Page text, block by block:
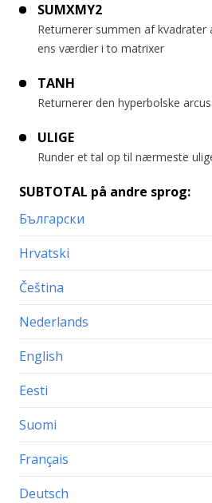
SUMXMY2
Returnerer summen af kvadrater
ens værdier i to matrixer
TANH
Returnerer den hyperbolske
ULIGE
Runder et tal op til nærmeste
SUBTOTAL på andre sprog:
Български
Hrvatski
Čeština
Nederlands
English
Eesti
Suomi
Français
Deutsch